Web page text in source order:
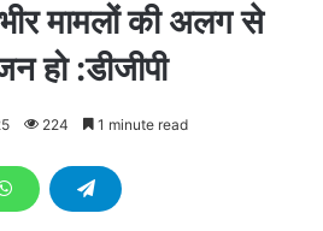
मामलों की अलग से
हो :डीजीपी
224 1 minute read